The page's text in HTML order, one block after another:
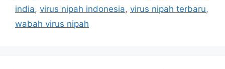
india, virus nipah indonesia, virus nipah terbaru,
wabah virus nipah